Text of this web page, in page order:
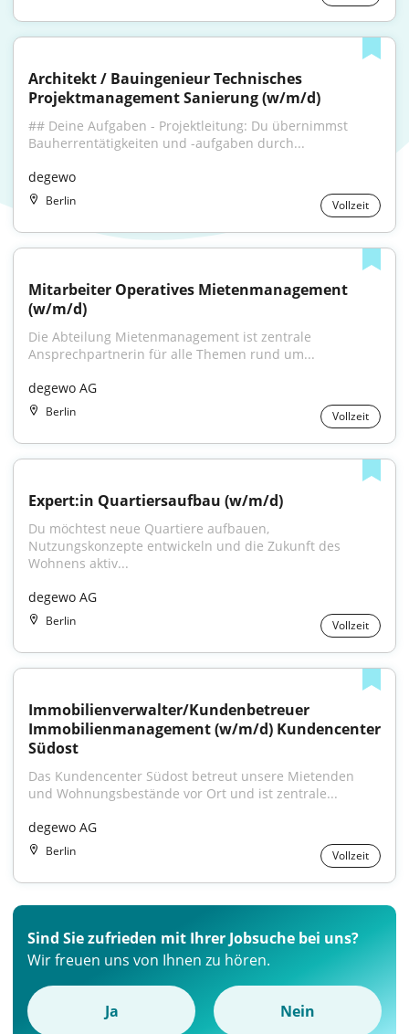
Architekt / Bauingenieur Technisches
Projektmanagement Sanierung (w/m/d)
## Deine Aufgaben - Projektleitung: Du übernimmst
Bauherrentätigkeiten und -aufgaben durch...
degewo
Berlin Vollzeit
Mitarbeiter Operatives Mietenmanagement
(w/m/d)
Die Abteilung Mietenmanagement ist zentrale
Ansprechpartnerin für alle Themen rund um...
degewo AG
Berlin Vollzeit
Expert:in Quartiersaufbau (w/m/d)
Du möchtest neue Quartiere aufbauen,
Nutzungskonzepte entwickeln und die Zukunft des
Wohnens aktiv...
degewo AG
Berlin Vollzeit
Immobilienverwalter/Kundenbetreuer
Immobilienmanagement (w/m/d) Kundencenter
Südost
Das Kundencenter Südost betreut unsere Mietenden
und Wohnungsbestände vor Ort und ist zentrale...
degewo AG
Berlin Vollzeit
Sind Sie zufrieden mit Ihrer Jobsuche bei uns?
Wir freuen uns von Ihnen zu hören.
Ja Nein